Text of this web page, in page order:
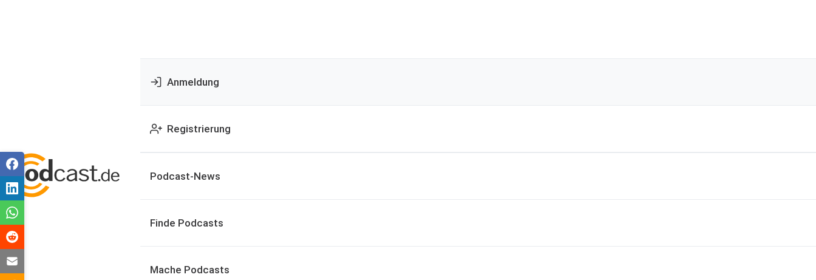
Anmeldung
Registrierung
Podcast-News
Finde Podcasts
Mache Podcasts